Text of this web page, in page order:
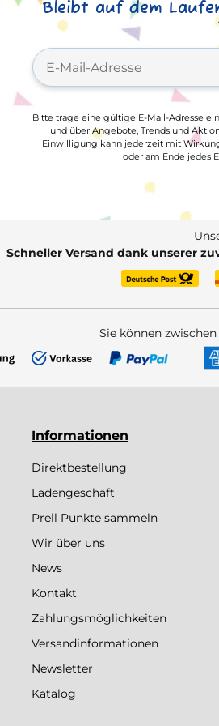
Bleibt auf dem
Bitte trage eine gültige E-Mail-Adresse
und über Angebote, Trends und
Einwilligung kann jederzeit mit
oder am Ende jedes
Schneller Versand dank unserer
Sie können
Informationen
Direktbestellung
Ladengeschäft
Prell Punkte sammeln
Wir über uns
News
Kontakt
Zahlungsmöglichkeiten
Versandinformationen
Newsletter
Katalog